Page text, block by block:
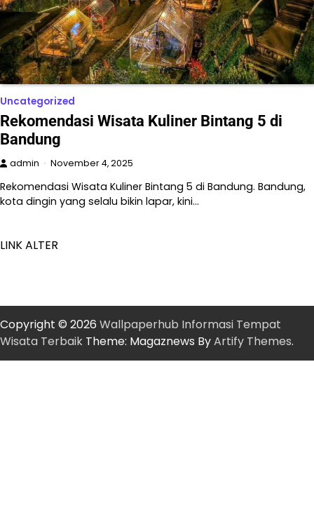
Uncategorized
Rekomendasi Wisata Kuliner Bintang 5 di
Bandung
admin November 4, 2025
Rekomendasi Wisata Kuliner Bintang 5 di Bandung. Bandung,
kota dingin yang selalu bikin lapar, kini…
LINK ALTER
Copyright © 2026 Wallpaperhub Informasi Tempat
Wisata Terbaik Theme: Magaznews ByArtify Themes.